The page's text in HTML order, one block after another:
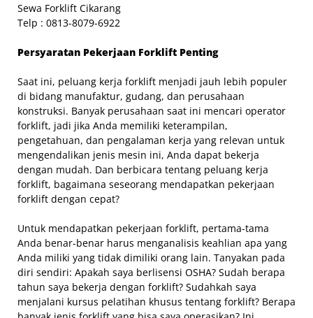
Sewa Forklift Cikarang
Telp : 0813-8079-6922
Persyaratan Pekerjaan Forklift Penting
Saat ini, peluang kerja forklift menjadi jauh lebih populer
di bidang manufaktur, gudang, dan perusahaan
konstruksi. Banyak perusahaan saat ini mencari operator
forklift, jadi jika Anda memiliki keterampilan,
pengetahuan, dan pengalaman kerja yang relevan untuk
mengendalikan jenis mesin ini, Anda dapat bekerja
dengan mudah. Dan berbicara tentang peluang kerja
forklift, bagaimana seseorang mendapatkan pekerjaan
forklift dengan cepat?
Untuk mendapatkan pekerjaan forklift, pertama-tama
Anda benar-benar harus menganalisis keahlian apa yang
Anda miliki yang tidak dimiliki orang lain. Tanyakan pada
diri sendiri: Apakah saya berlisensi OSHA? Sudah berapa
tahun saya bekerja dengan forklift? Sudahkah saya
menjalani kursus pelatihan khusus tentang forklift? Berapa